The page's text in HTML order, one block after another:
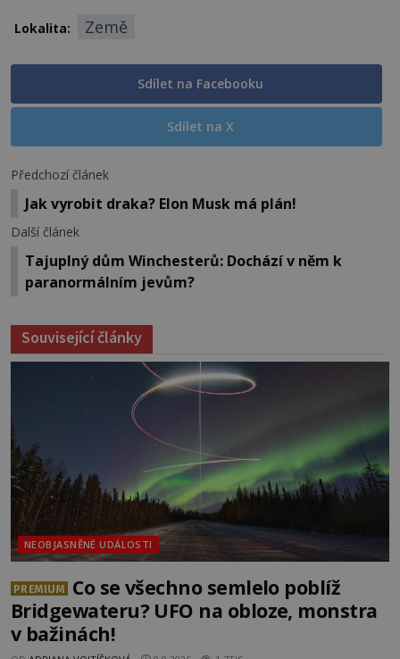
Lokalita: Země
Sdílet na Facebooku
Sdílet na X
Předchozí článek
Jak vyrobit draka? Elon Musk má plán!
Další článek
Tajuplný dům Winchesterů: Dochází v něm k
paranormálním jevům?
Související články
NEOBJASNĚNÉ UDÁLOSTI
PREMIUM
Co se všechno semlelo poblíž
Bridgewateru? UFO na obloze, monstra
v bažinách!